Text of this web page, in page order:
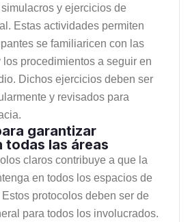
y ejercicios de
Estas actividades permiten
se familiaricen con las
los procedimientos a seguir en
Dichos ejercicios deben ser
y revisados para
garantizar
todas las áreas
claros contribuye a que la
en todos los espacios de
protocolos deben ser de
para todos los involucrados.